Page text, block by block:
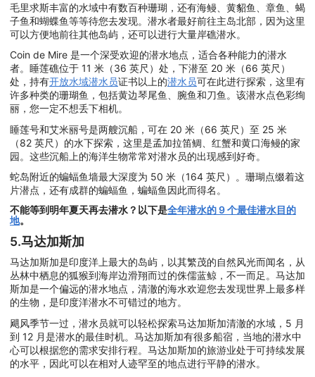
毛里求斯丰富的水域中有数百种珊瑚，还有海鳗、黄貂鱼、章鱼、蝎
子鱼和蝴蝶鱼等等待您去发现。潜水者最好前往主岛北部，因为这里
可以方便地前往其他岛屿，还可以进行大量岸礁潜水。
Coin de Mire 是一个深受欢迎的潜水地点，适合各种能力的潜水
者。睡莲礁位于 11 米（36 英尺）处，下潜至 20 米（66 英尺）
处，持有开放水域潜水员证书以上的潜水员可在此进行探索，这里有
许多种类的珊瑚鱼，包括黄边琴尾鱼、腕鱼和刀鱼。该潜水点色彩绚
丽，您一定不想丢下相机。
睡莲号和艾米丽号是两艘沉船，可在 20 米（66 英尺）至 25 米
（82 英尺）的水下探索，这里是孟加拉笛鲷、红蟹和黄口海鳗的家
园。这些沉船上的海洋生物常常对潜水员的出现感到好奇。
蛇岛附近的蝙蝠鱼墙最大深度为 50 米（164 英尺）。珊瑚点缀着这
片潜点，还有成群的蝙蝠鱼，蝙蝠鱼因此而得名。
不能等到明年夏天再去潜水？以下是全年潜水的 9 个最佳潜水目的
地。
5.马达加斯加
马达加斯加是印度洋上最大的岛屿，以其繁茂的自然风光而闻名，从
丛林中栖息的狐猴到海岸边滑翔而过的侏儒蓝鲸，不一而足。马达加
斯加是一个偏远的潜水地点，清澈的海水欢迎您去发现世界上最多样
的生物，是印度洋潜水不可错过的地方。
飓风季节一过，潜水员就可以轻松探索马达加斯加清澈的水域，5 月
到 12 月是潜水的最佳时机。马达加斯加有很多船宿，当地的潜水中
心可以根据您的需求安排行程。马达加斯加的旅游业处于可持续发展
的水平，因此可以在相对人迹罕至的地点进行平静的潜水。